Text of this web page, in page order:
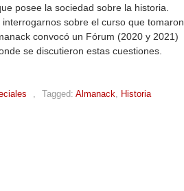
posee la sociedad sobre la historia.
sobre el curso que tomaron
convocó un Fórum (2020 y 2021)
se discutieron estas cuestiones.
, Tagged: Almanack, Historia